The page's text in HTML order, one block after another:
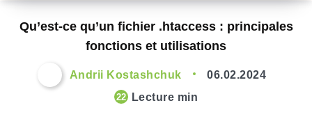
Qu’est-ce qu’un fichier .htaccess : principales
fonctions et utilisations
Andrii Kostashchuk 06.02.2024
22 Lecture min